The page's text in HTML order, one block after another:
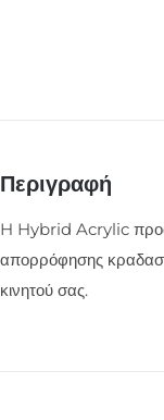
Περιγραφή
H Hybrid Acrylic
απορρόφησης
κινητού σας.